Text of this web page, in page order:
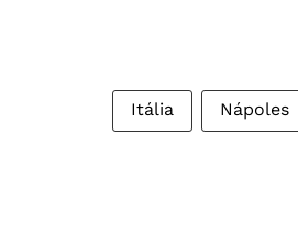
Itália Nápoles